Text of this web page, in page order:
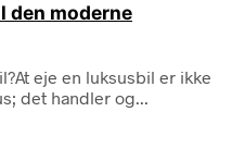
den moderne
eje en luksusbil er ikke
det handler og...